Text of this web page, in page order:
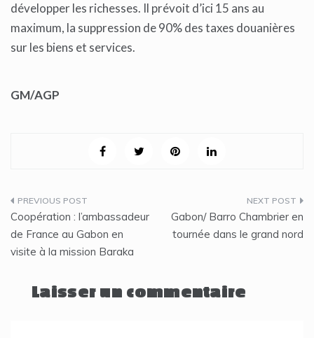
développer les richesses. Il prévoit d’ici 15 ans au
maximum, la suppression de 90% des taxes douanières
sur les biens et services.
GM/AGP
Navigation
de
l’article
Coopération : l’ambassadeur
de France au Gabon en
visite à la mission Baraka
Gabon/ Barro Chambrier en
tournée dans le grand nord
Laisser un commentaire